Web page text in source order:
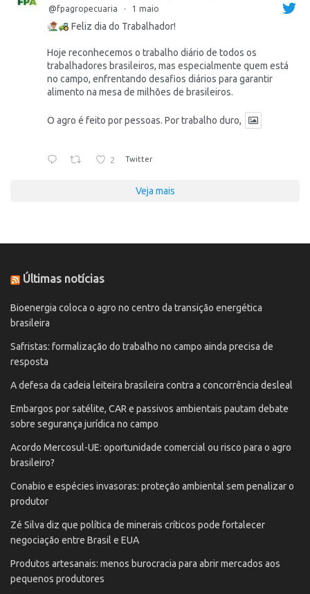
@fpagropecuaria · 1 maio
Feliz dia do Trabalhador!
Hoje reconhecemos o trabalho diário de todos os
trabalhadores brasileiros, mas especialmente quem está
no campo, enfrentando desafios diários para garantir
alimento na mesa de milhões de brasileiros.
O agro é feito por pessoas. Por trabalho duro,
2 Twitter
Veja mais
Últimas notícias
Bioenergia coloca o agro no centro da transição energética
brasileira
Safristas: formalização do trabalho no campo ainda precisa de
resposta
A defesa da cadeia leiteira brasileira contra a concorrência desleal
Embargos por satélite, CAR e passivos ambientais pautam debate
sobre segurança jurídica no campo
Acordo Mercosul-UE: oportunidade comercial ou risco para o agro
brasileiro?
Conabio e espécies invasoras: proteção ambiental sem penalizar o
produtor
Zé Silva diz que política de minerais críticos pode fortalecer
negociação entre Brasil e EUA
Produtos artesanais: menos burocracia para abrir mercados aos
pequenos produtores